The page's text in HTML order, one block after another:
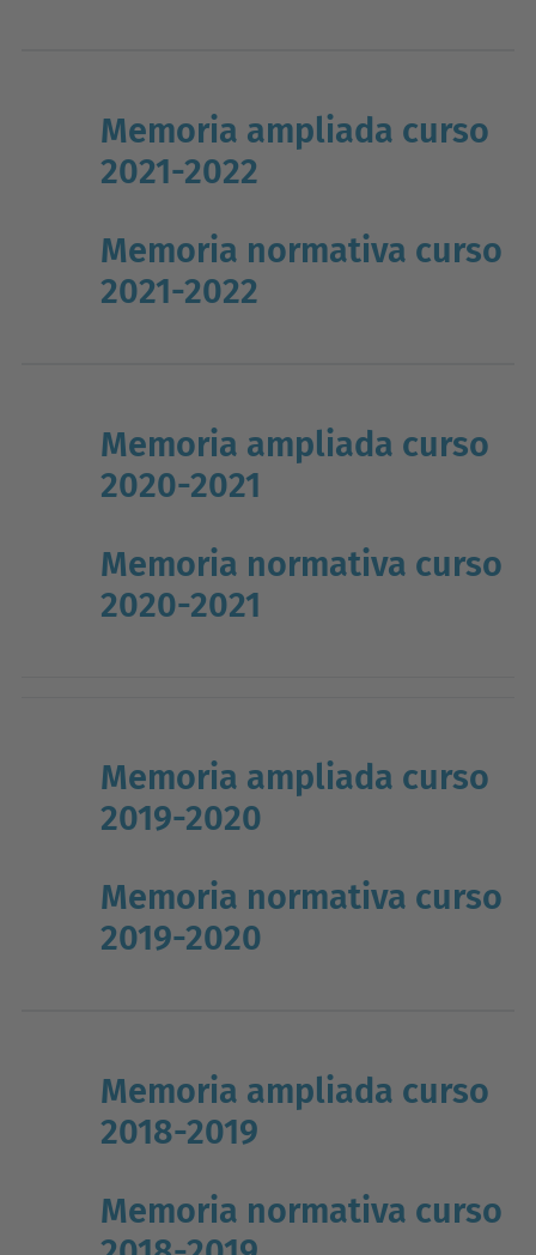
Memoria ampliada curso
2021-2022
Memoria normativa curso
2021-2022
Memoria ampliada curso
2020-2021
Memoria normativa curso
2020-2021
Memoria ampliada curso
2019-2020
Memoria normativa curso
2019-2020
Memoria ampliada curso
2018-2019
Memoria normativa curso